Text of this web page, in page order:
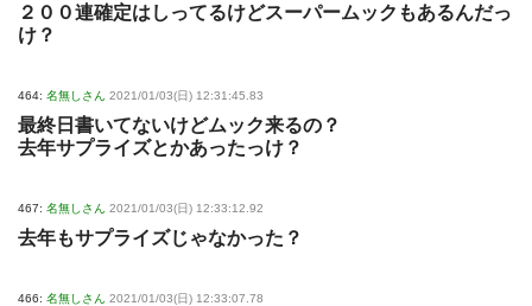
２００連確定はしってるけどスーパームックもあるんだっ
け？
464: 名無しさん 2021/01/03(日) 12:31:45.83
最終日書いてないけどムック来るの？
去年サプライズとかあったっけ？
467: 名無しさん 2021/01/03(日) 12:33:12.92
去年もサプライズじゃなかった？
466: 名無しさん 2021/01/03(日) 12:33:07.78